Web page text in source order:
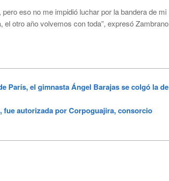
eso no me impidió luchar por la bandera de mi
otro año volvemos con toda”, expresó Zambrano
París, el gimnasta Ángel Barajas se colgó la de
fue autorizada por Corpoguajira, consorcio